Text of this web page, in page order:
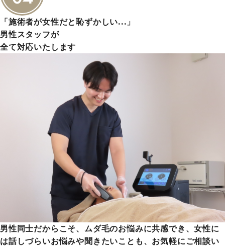
「施術者が女性だと恥ずかしい…」
男性スタッフが
全て対応いたします
男性同士だからこそ、ムダ毛のお悩みに共感でき、女性に
は話しづらいお悩みや聞きたいことも、お気軽にご相談い